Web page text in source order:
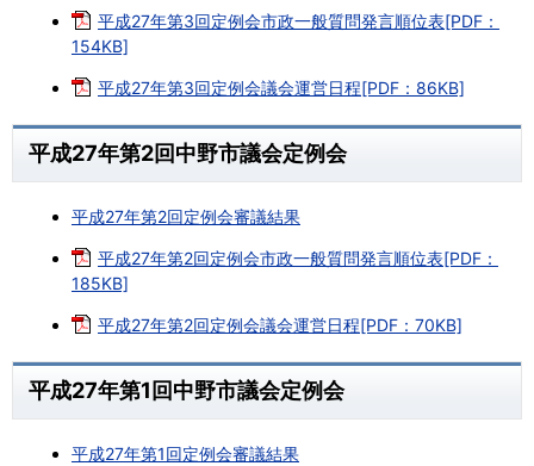
平成27年第3回定例会市政一般質問発言順位表[PDF：
154KB]
平成27年第3回定例会議会運営日程[PDF：86KB]
平成27年第2回中野市議会定例会
平成27年第2回定例会審議結果
平成27年第2回定例会市政一般質問発言順位表[PDF：
185KB]
平成27年第2回定例会議会運営日程[PDF：70KB]
平成27年第1回中野市議会定例会
平成27年第1回定例会審議結果